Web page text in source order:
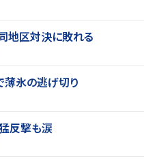
区対決に敗れる
氷の逃げ切り
反撃も涙